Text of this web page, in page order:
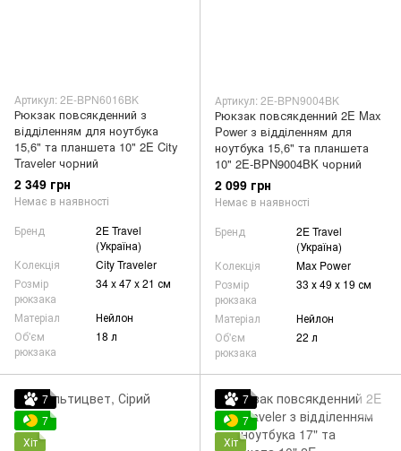
Артикул: 2E-BPN6016BK
Рюкзак повсякденний з
відділенням для ноутбука
15,6" та планшета 10" 2E City
Traveler чорний
2 349 грн
Немає в наявності
Бренд
2E Travel
(Україна)
Колекція
City Traveler
Розмір
рюкзака
34 x 47 x 21 см
Матеріал
Нейлон
Об'єм
рюкзака
18 л
Артикул: 2E-BPN9004BK
Рюкзак повсякденний 2E Max
Power з відділенням для
ноутбука 15,6" та планшета
10" 2E-BPN9004BK чорний
2 099 грн
Немає в наявності
Бренд
2E Travel
(Україна)
Колекція
Max Power
Розмір
рюкзака
33 х 49 х 19 см
Матеріал
Нейлон
Об'єм
рюкзака
22 л
7
7
Хіт
7
7
Хіт